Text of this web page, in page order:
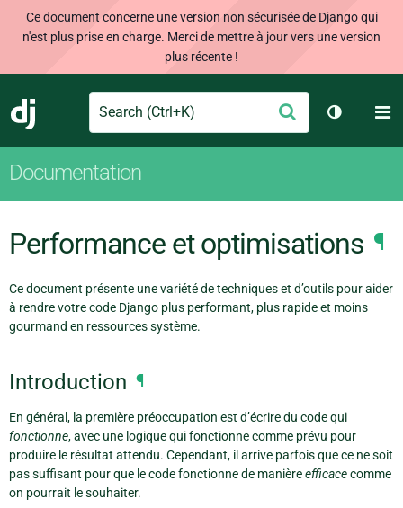
Ce document concerne une version non sécurisée de Django qui
n'est plus prise en charge. Merci de mettre à jour vers une version
plus récente !
Django
Search Envoyer
Changer
Documentation
Performance et optimisations ¶
Ce document présente une variété de techniques et d’outils pour aider
à rendre votre code Django plus performant, plus rapide et moins
gourmand en ressources système.
Introduction ¶
En général, la première préoccupation est d’écrire du code qui
fonctionne, avec une logique qui fonctionne comme prévu pour
produire le résultat attendu. Cependant, il arrive parfois que ce ne soit
pas suffisant pour que le code fonctionne de manièreefficacecomme
on pourrait le souhaiter.